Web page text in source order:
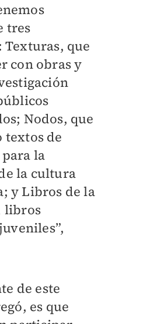
tres
Texturas, que
con obras y
Nodos, que
textos de
la
la cultura
y Libros de la
libros
de este
es que